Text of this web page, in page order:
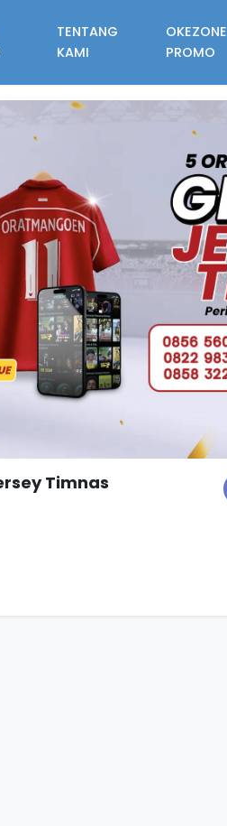
TENTANG
KAMI
OKEZONE
PROMO
Timnas